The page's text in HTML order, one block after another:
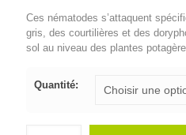
Ces nématodes s’attaquent
gris, des courtilières et des
sol au niveau des plantes
Quantité: